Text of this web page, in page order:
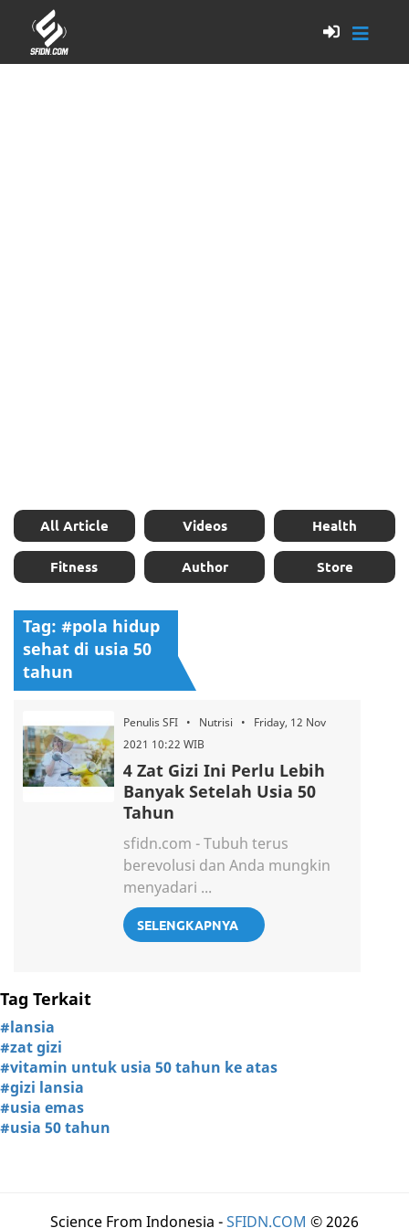
All Article Videos Health
Fitness Author Store
Tag: #pola hidup
sehat di usia 50
tahun
Penulis SFI • Nutrisi • Friday, 12 Nov
2021 10:22 WIB
4 Zat Gizi Ini Perlu Lebih
Banyak Setelah Usia 50
Tahun
sfidn.com - Tubuh terus
berevolusi dan Anda mungkin
menyadari ...
SELENGKAPNYA
Tag Terkait
#lansia
#zat gizi
#vitamin untuk usia 50 tahun ke atas
#gizi lansia
#usia emas
#usia 50 tahun
Science From Indonesia -SFIDN.COM © 2026